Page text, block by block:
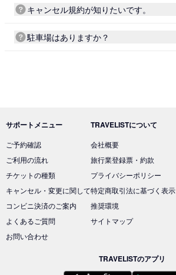
キャンセル規約が知りたいです。
駐車場はありますか？
サポートメニュー
ご予約確認
ご利用の流れ
チケットの種類
キャンセル・変更に関して
コンビニ決済のご案内
よくあるご質問
お問い合わせ
TRAVELISTについて
会社概要
旅行業登録票・約款
プライバシーポリシー
特定商取引法に基づく表示
推奨環境
サイトマップ
TRAVELISTのアプリ